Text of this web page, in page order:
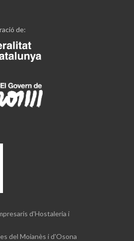
de:
d'Hostaleria i
del Moianès i d'Osona